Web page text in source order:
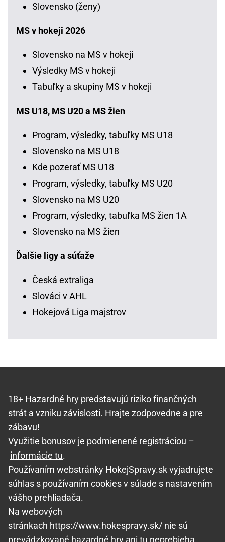
Slovensko (ženy)
MS v hokeji 2026
Slovensko na MS v hokeji
Výsledky MS v hokeji
Tabuľky a skupiny MS v hokeji
MS U18, MS U20 a MS žien
Program, výsledky, tabuľky MS U18
Slovensko na MS U18
Kde pozerať MS U18
Program, výsledky, tabuľky MS U20
Slovensko na MS U20
Program, výsledky, tabuľka MS žien 1A
Slovensko na MS žien
Ďalšie ligy a súťaže
Česká extraliga
Slováci v AHL
Hokejová Liga majstrov
18+ Hazardné hry predstavujú riziko finančných
strát a vzniku závislosti. Hrajte zodpovedne a pre
zábavu!
Využitie bonusov je podmienené registráciou –
informácie tu.
Používaním webstránky HokejSpravy.sk vyjadrujete
súhlas s používaním cookies v súlade s nastavením
vášho prehliadača.
Na webových
stránkach https://www.hokespravy.sk/ nie sú
prevádzkované hazardné hry ani tu neprebieha